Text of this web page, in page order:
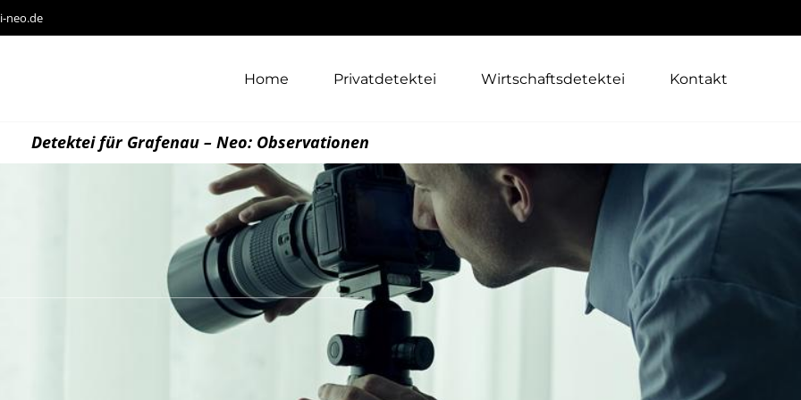
neo.de
Home Privatdetektei Wirtschaftsdetektei Kontakt
Detektei für Grafenau – Neo: Observationen